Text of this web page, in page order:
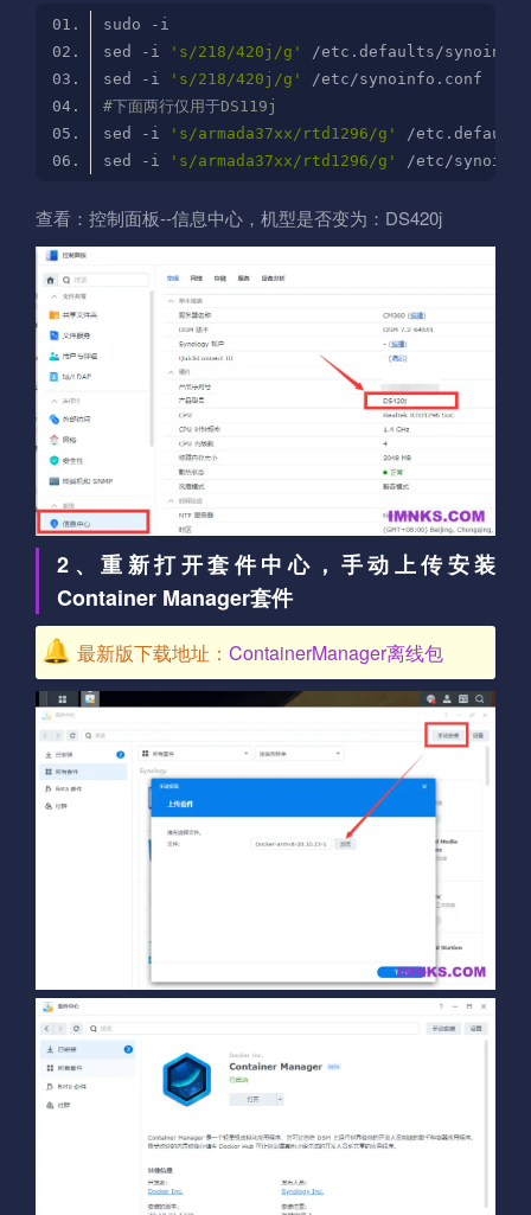
sed -i
's/218/420j/g'
sed -i
's/218/420j/g'
#下面两行仅用于DS119j
sed -i
's/armada37xx/rtd1296/g'
sed -i
's/armada37xx/rtd1296/g'
查看：控制面板--信息中心，机型是否变为：DS420j
2、重新打开套件中心，手动上传安装
Container Manager套件
最新版下载地址： ContainerManager离线包